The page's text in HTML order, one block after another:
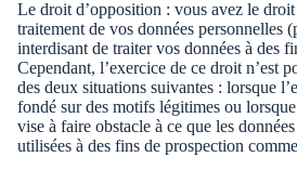
Le droit d’opposition : vous avez le
traitement de vos données personnelles
interdisant de traiter vos données à des
Cependant, l’exercice de ce droit n’est
des deux situations suivantes : lorsque
fondé sur des motifs légitimes ou
vise à faire obstacle à ce que les
utilisées à des fins de prospection